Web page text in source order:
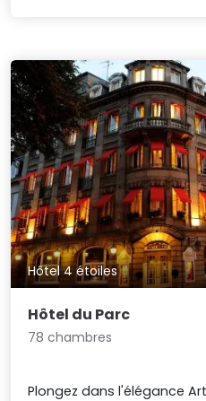
Hôtel 4 étoiles
Hôtel du Parc
78 chambres
Plongez dans l'élégance